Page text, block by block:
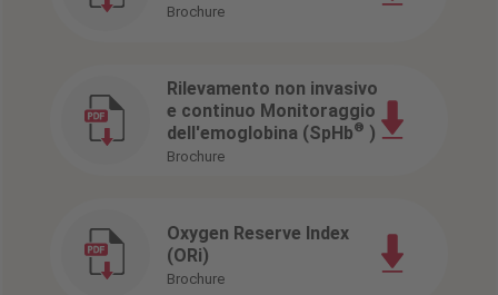
Brochure
Rilevamento non invasivo
e continuo Monitoraggio
dell'emoglobina (SpHb® )
Brochure
Oxygen Reserve Index
(ORi)
Brochure